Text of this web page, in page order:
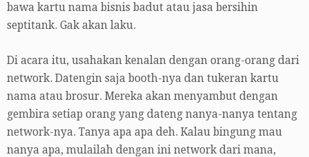
bawa kartu nama bisnis badut atau jasa bersihin
septitank. Gak akan laku.
Di acara itu, usahakan kenalan dengan orang-orang dari
network. Datengin saja booth-nya dan tukeran kartu
nama atau brosur. Mereka akan menyambut dengan
gembira setiap orang yang dateng nanya-nanya tentang
network-nya. Tanya apa apa deh. Kalau bingung mau
nanya apa, mulailah dengan ini network dari mana,